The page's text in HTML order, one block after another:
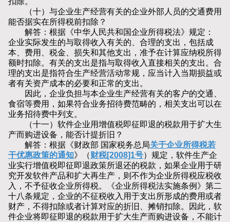
（十）与企业生产经营有关的企业外部人员的交通费用
能否据实在所得税前扣除？
解答：根据《中华人民共和国企业所得税法》规定：
企业实际发生的与取得收入有关的、合理的支出，包括成
本、费用、税金、损失和其他支出，准予在计算应纳税所得
额时扣除。有关的支出是指与取得收入直接相关的支出。合
理的支出是指符合生产经营活动常规，应当计入当期损益或
者有关资产成本的必要和正常的支出。
因此，企业负担与本企业生产经营有关的客户的交通、
食宿等费用，如果符合业务招待费范畴的，相关支出可以在
业务招待费中列支。
（十一）软件企业用增值税即征即退的税款用于扩大生
产而购进设备，能否计提折旧？
解答：根据《财政部 国家税务总局关于企业所得税若
干优惠政策的通知》（财税[2008]1号）规定，软件生产企
业实行增值税即征即退政策所退还的税款，如果企业用于研
究开发软件产品和扩大再生产，则不作为企业所得税应税收
入，不予征收企业所得税。《企业所得税法实施条例》第二
十八条规定，企业的不征税收入用于支出所形成的费用或者
财产，不得扣除或者计算对应的折旧、摊销扣除。因此，软
件企业将即征即退的税款用于扩大生产而购进设备，不能计